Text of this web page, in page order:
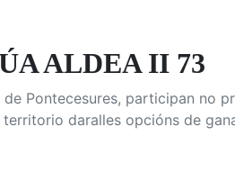
ALDEA II 73
Pontecesures, participan no
daralles opcións de